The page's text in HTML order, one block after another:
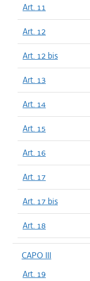
Art. 11
Art. 12
Art. 12 bis
Art. 13
Art. 14
Art. 15
Art. 16
Art. 17
Art. 17 bis
Art. 18
CAPO III
Art. 19